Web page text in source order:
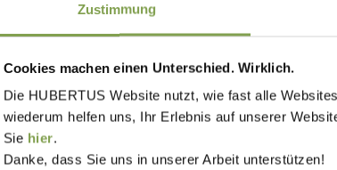
Zustimmung
Cookies machen einen Unterschied. Wirklich.
Die HUBERTUS Website nutzt, wie fast alle
wiederum helfen uns, Ihr Erlebnis auf unserer
Sie hier.
Danke, dass Sie uns in unserer Arbeit unterstützen!